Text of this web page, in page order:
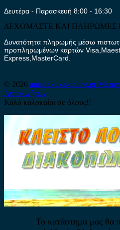
Δευτέρα - Παρασκευή 8:00 - 16:30
ΔΕΧΟΜΑΣΤΕ ΚΑΙ ΠΛΗΡΩΜΕΣ
Δυνατότητα πληρωμής μέσω
προπληρωμένων καρτών
Express,MasterCard.
© 2026 antallaktika-online.gr
Αυτοκινήτων
Καλό καλοκαίρι σε όλους!!
Το κατάστημα μας θα